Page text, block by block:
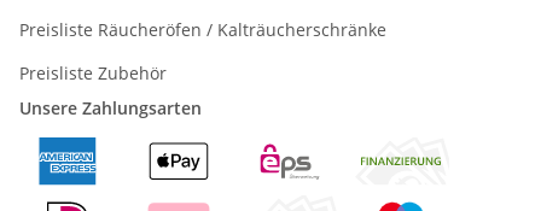
Preisliste Räucheröfen / Kalträucherschränke
Preisliste Zubehör
Unsere Zahlungsarten